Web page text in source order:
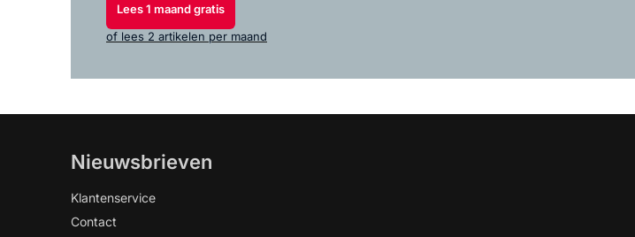
Lees 1 maand gratis
of lees 2 artikelen per maand
Nieuwsbrieven
Klantenservice
Contact